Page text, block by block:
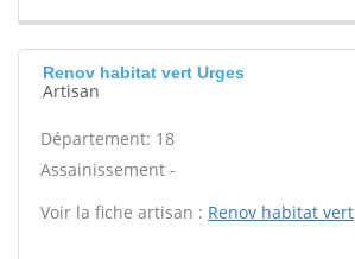
Renov habitat vert Urges
Artisan
Département: 18
Assainissement -
Voir la fiche artisan : Renov habitat vert